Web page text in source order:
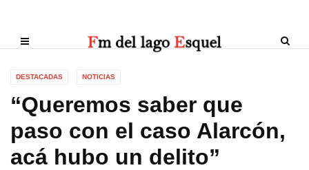
DESTACADAS NOTICIAS
“Queremos saber que
paso con el caso Alarcón,
acá hubo un delito”